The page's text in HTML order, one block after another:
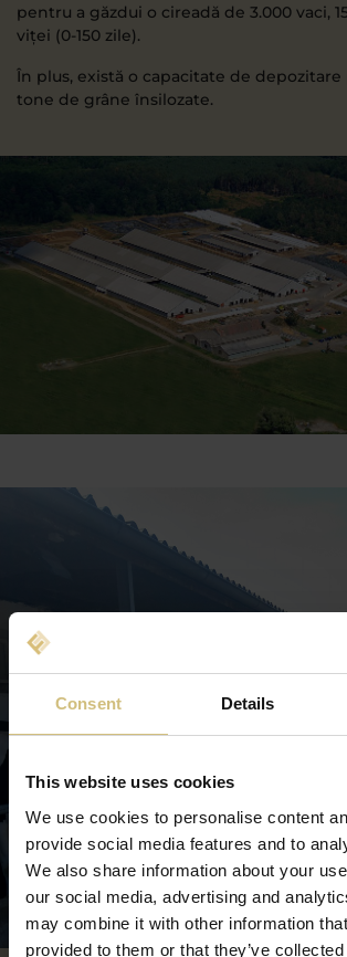
Consent Details
This website uses cookies
We use cookies to personalise content
provide social media features and to
We also share information about your
our social media, advertising and
may combine it with other information
provided to them or that they’ve
pentru a găzdui o cireadă de 3.000 vaci,
viței (0-150 zile).
În plus, există o capacitate de depozitare
tone de grâne însilozate.